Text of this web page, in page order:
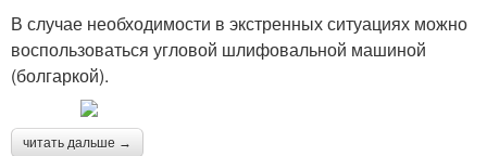
В случае необходимости в экстренных ситуациях можно
воспользоваться угловой шлифовальной машиной
(болгаркой).
читать дальше →